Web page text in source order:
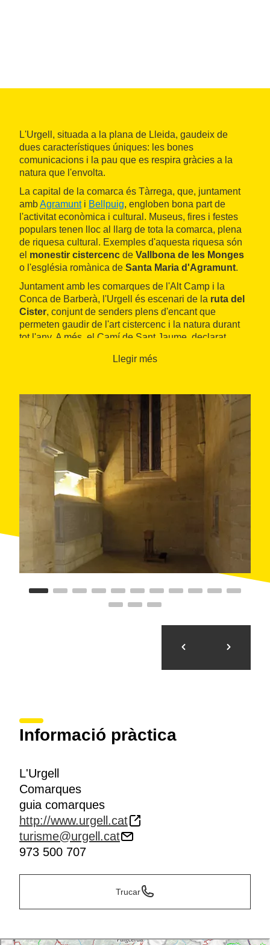
L'Urgell, situada a la plana de Lleida, gaudeix de
dues característiques úniques: les bones
comunicacions i la pau que es respira gràcies a la
natura que l'envolta.
La capital de la comarca és Tàrrega, que, juntament
ambAgramunti Bellpuig, engloben bona part de
l'activitat econòmica i cultural. Museus, fires i festes
populars tenen lloc al llarg de tota la comarca, plena
de riquesa cultural. Exemples d'aquesta riquesa són
el monestir cistercenc de Vallbona de les Monges
o l'església romànica de Santa Maria d'Agramunt.
Juntament amb les comarques de l'Alt Camp i la
Conca de Barberà, l'Urgell és escenari de la ruta del
Cister, conjunt de senders plens d'encant que
permeten gaudir de l'art cistercenc i la natura durant
tot l'any. A més, el Camí de Sant Jaume, declarat
seu pas per la comarca de l'Urgell..
Llegir més
Informació pràctica
L'Urgell
Comarques
guia comarques
http://www.urgell.cat
turisme@urgell.cat
973 500 707
Trucar